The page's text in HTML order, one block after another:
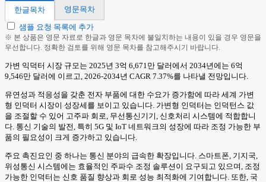
한글목차
영문목차
샘플 요청 목록에 추가
※ 본 상품은 영문 자료로 한글과 영문 목차에 불일치하는 내용이 있을 경우 영문을
우선합니다. 정확한 검토를 위해 영문 목차를 참고해주시기 바랍니다.
가변 익덕터 시장 규모는 2025년 3억 6,671만 달러에서 2034년에는 6억
9,546만 달러에 이르고, 2026-2034년 CAGR 7.37%를 나타낼 전망입니다.
유연성과 적응성을 갖춘 전자 부품에 대한 수요가 증가함에 따라 세계 가변
형 인덕터 시장이 성장세를 보이고 있습니다. 가변형 인덕터는 인덕턴스 값
을 조절할 수 있어 고주파 회로, 무선통신기기, 신호처리 시스템에 적합합니
다. 통신 기술의 발전, 특히 5G 및 IoT 네트워크의 성장에 따라 조정 가능한 부
품의 필요성이 크게 증가하고 있습니다.
주요 촉진요인 중 하나는 통신 분야의 급속한 확장입니다. 스마트폰, 기지국,
위성통신 시스템에는 효율적인 주파수 조정 솔루션이 요구되고 있으며, 조정
가능한 인덕터는 신호 품질 향상과 회로 성능 최적화에 기여합니다. 또한, 국